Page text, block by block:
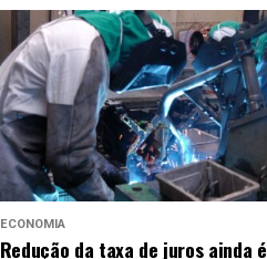
ECONOMIA
Redução da taxa de juros ainda é